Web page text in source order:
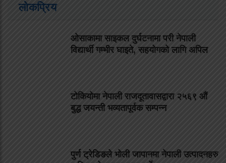
लोकप्रिय
ओसाकामा साइकल दुर्घटनामा परी नेपाली
विद्यार्थी गम्भीर घाइते, सहयोगको लागि अपिल
टोकियोमा नेपाली राजदूतावासद्वारा २५६९ औं
बुद्ध जयन्ती भव्यतापूर्वक सम्पन्न
पुर्ण ट्रेडिङले भोली जापानमा नेपाली उत्पादनहरु